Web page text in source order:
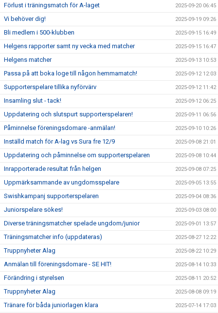
Förlust i träningsmatch för A-laget 2025-09-20 06:45
Vi behöver dig! 2025-09-19 09:26
Bli medlem i 500-klubben 2025-09-15 16:49
Helgens rapporter samt ny vecka med matcher 2025-09-15 16:47
Helgens matcher 2025-09-13 10:53
Passa på att boka loge till någon hemmamatch! 2025-09-12 12:03
Supporterspelare tillika nyförvärv 2025-09-12 11:42
Insamling slut - tack! 2025-09-12 06:25
Uppdatering och slutspurt supporterspelaren! 2025-09-11 06:56
Påminnelse föreningsdomare -anmälan! 2025-09-10 10:26
Inställd match för A-lag vs Sura fre 12/9 2025-09-08 21:01
Uppdatering och påminnelse om supporterspelaren 2025-09-08 10:44
Inrapporterade resultat från helgen 2025-09-08 07:25
Uppmärksammande av ungdomsspelare 2025-09-05 13:55
Swishkampanj supporterspelaren 2025-09-04 08:36
Juniorspelare sökes! 2025-09-03 08:00
Diverse träningsmatcher spelade ungdom/junior 2025-09-01 13:57
Träningsmatcher info (uppdateras) 2025-08-27 12:22
Truppnyheter Alag 2025-08-22 10:29
Anmälan till föreningsdomare - SE HIT! 2025-08-14 10:33
Förändring i styrelsen 2025-08-11 20:52
Truppnyheter Alag 2025-08-08 09:19
Tränare för båda juniorlagen klara 2025-07-14 17:03